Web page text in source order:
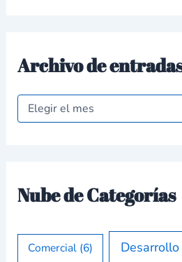
Archivo de
Nube de Categorías
Comercial(6) Desarrollo